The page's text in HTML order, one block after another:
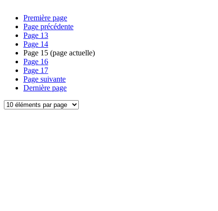
Première page
Page précédente
Page 13
Page 14
Page 15 (page actuelle)
Page 16
Page 17
Page suivante
Dernière page